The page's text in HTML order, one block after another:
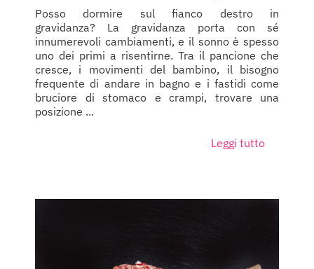
Posso dormire sul fianco destro in
gravidanza? La gravidanza porta con sé
innumerevoli cambiamenti, e il sonno è spesso
uno dei primi a risentirne. Tra il pancione che
cresce, i movimenti del bambino, il bisogno
frequente di andare in bagno e i fastidi come
bruciore di stomaco e crampi, trovare una
posizione ...
Leggi tutto